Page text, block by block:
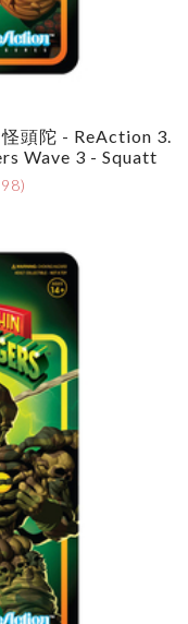
頭陀 - ReAction 3.
Wave 3 - Squatt